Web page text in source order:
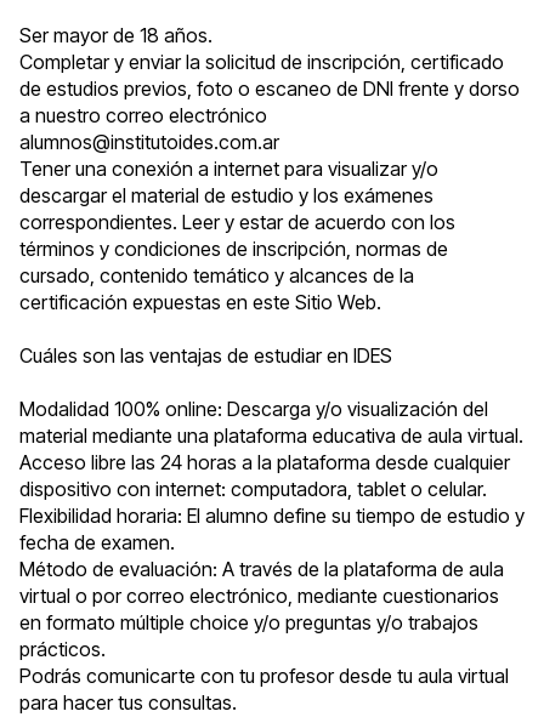
Ser mayor de 18 años.
Completar y enviar la solicitud de inscripción, certificado
de estudios previos, foto o escaneo de DNI frente y dorso
a nuestro correo electrónico
alumnos@institutoides.com.ar
Tener una conexión a internet para visualizar y/o
descargar el material de estudio y los exámenes
correspondientes. Leer y estar de acuerdo con los
términos y condiciones de inscripción, normas de
cursado, contenido temático y alcances de la
certificación expuestas en este Sitio Web.
Cuáles son las ventajas de estudiar en IDES
Modalidad 100% online: Descarga y/o visualización del
material mediante una plataforma educativa de aula virtual.
Acceso libre las 24 horas a la plataforma desde cualquier
dispositivo con internet: computadora, tablet o celular.
Flexibilidad horaria: El alumno define su tiempo de estudio y
fecha de examen.
Método de evaluación: A través de la plataforma de aula
virtual o por correo electrónico, mediante cuestionarios
en formato múltiple choice y/o preguntas y/o trabajos
prácticos.
Podrás comunicarte con tu profesor desde tu aula virtual
para hacer tus consultas.